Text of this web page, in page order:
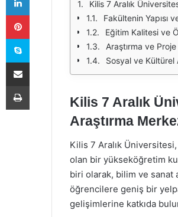
Kilis 7 Aralık
Fakültenin Yapısı
Eğitim Kalitesi ve
Araştırma ve Proje
Sosyal ve Kültürel
Kilis 7 Aralık
Araştırma
Kilis 7 Aralık
olan bir yükseköğretim
biri olarak, bilim ve sanat
öğrencilere geniş bir
gelişimlerine katkıda
Pinterest
Skype
E-Posta ile paylaş